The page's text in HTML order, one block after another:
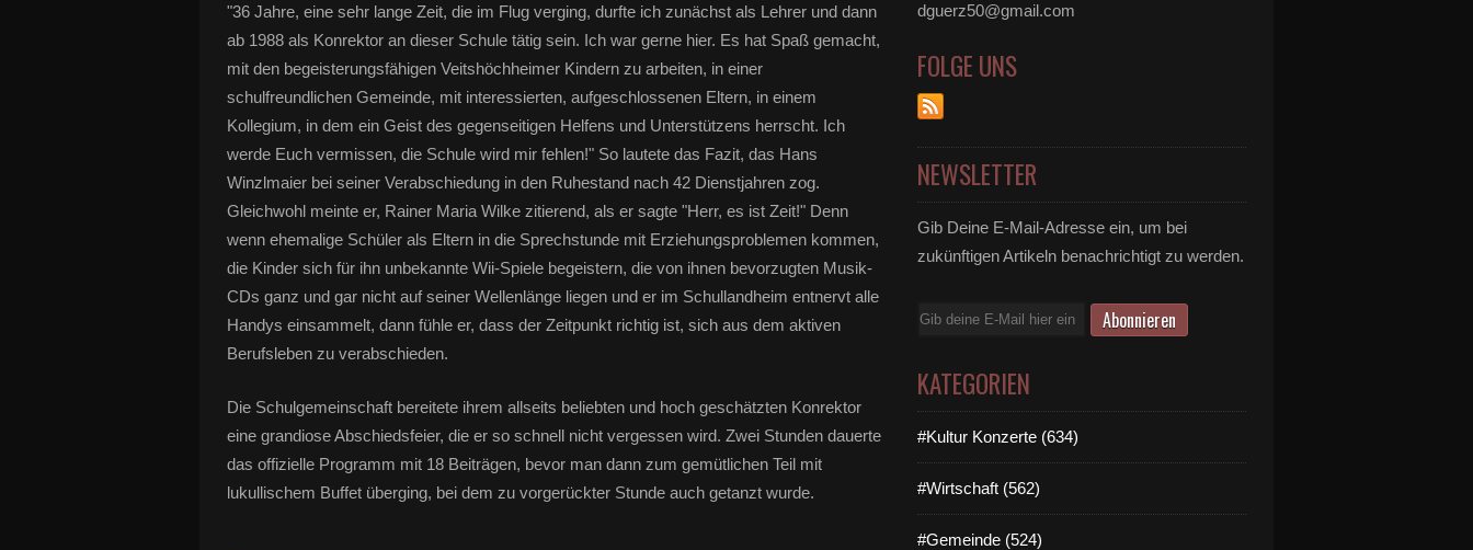
"36 Jahre, eine sehr lange Zeit, die im Flug verging, durfte ich zunächst als Lehrer und dann
ab 1988 als Konrektor an dieser Schule tätig sein. Ich war gerne hier. Es hat Spaß gemacht,
mit den begeisterungsfähigen Veitshöchheimer Kindern zu arbeiten, in einer
schulfreundlichen Gemeinde, mit interessierten, aufgeschlossenen Eltern, in einem
Kollegium, in dem ein Geist des gegenseitigen Helfens und Unterstützens herrscht. Ich
werde Euch vermissen, die Schule wird mir fehlen!" So lautete das Fazit, das Hans
Winzlmaier bei seiner Verabschiedung in den Ruhestand nach 42 Dienstjahren zog.
Gleichwohl meinte er, Rainer Maria Wilke zitierend, als er sagte "Herr, es ist Zeit!" Denn
wenn ehemalige Schüler als Eltern in die Sprechstunde mit Erziehungsproblemen kommen,
die Kinder sich für ihn unbekannte Wii-Spiele begeistern, die von ihnen bevorzugten Musik-
CDs ganz und gar nicht auf seiner Wellenlänge liegen und er im Schullandheim entnervt alle
Handys einsammelt, dann fühle er, dass der Zeitpunkt richtig ist, sich aus dem aktiven
Berufsleben zu verabschieden.
Die Schulgemeinschaft bereitete ihrem allseits beliebten und hoch geschätzten Konrektor
eine grandiose Abschiedsfeier, die er so schnell nicht vergessen wird. Zwei Stunden dauerte
das offizielle Programm mit 18 Beiträgen, bevor man dann zum gemütlichen Teil mit
lukullischem Buffet überging, bei dem zu vorgerückter Stunde auch getanzt wurde.
dguerz50@gmail.com
FOLGE UNS
NEWSLETTER
Gib Deine E-Mail-Adresse ein, um bei
zukünftigen Artikeln benachrichtigt zu werden.
E-
KATEGORIEN
#Kultur Konzerte (634)
#Wirtschaft (562)
#Gemeinde (524)